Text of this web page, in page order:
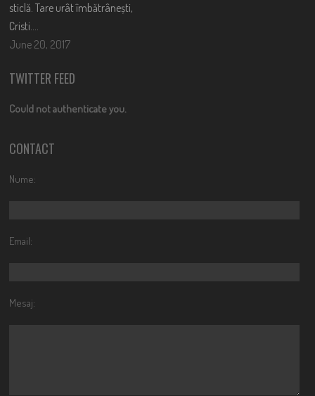
sticlă. Tare urât îmbătrânești,
Cristi….
June 20, 2017
TWITTER FEED
Could not authenticate you.
CONTACT
Nume:
Email:
Mesaj: